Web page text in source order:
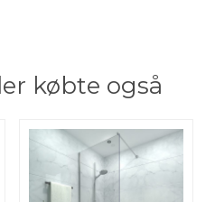
købte også